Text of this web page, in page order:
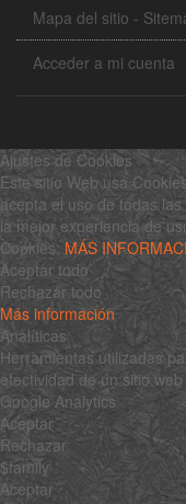
Mapa del sitio -
Acceder a mi cuenta
Ajustes de Cookies
Este sitio Web usa
acepta el uso de todas
la mejor experiencia de
Cookies: MÁS
Aceptar todo
Rechazar todo
Más información
Analíticas
Herramientas utilizadas
efectividad de un sitio
Google Analytics
Aceptar
Rechazar
$family
Aceptar